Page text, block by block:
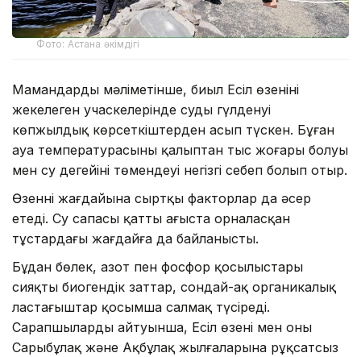
Фото: Астана әкімдігі
Мамандардың мәліметінше, биыл Есіл өзенінің
жекелеген учаскелерінде судың гүлденуі
көпжылдық көрсеткіштерден асып түскен. Бұған
ауа температурасының қалыптан тыс жоғары болуы
мен су деңгейінің төмендеуі негізгі себеп болып отыр.
Өзеннің жағдайына сыртқы факторлар да әсер
етеді. Су сапасы қатты ағыста орналасқан
тұстардағы жағдайға да байланысты.
Бұдан бөлек, азот пен фосфор қосылыстары
сияқты биогендік заттар, сондай-ақ органикалық
ластағыштар қосымша салмақ түсіреді.
Сарапшылардың айтуынша, Есіл өзені мен оның
Сарыбұлақ және Ақбұлақ жылғаларына рұқсатсыз